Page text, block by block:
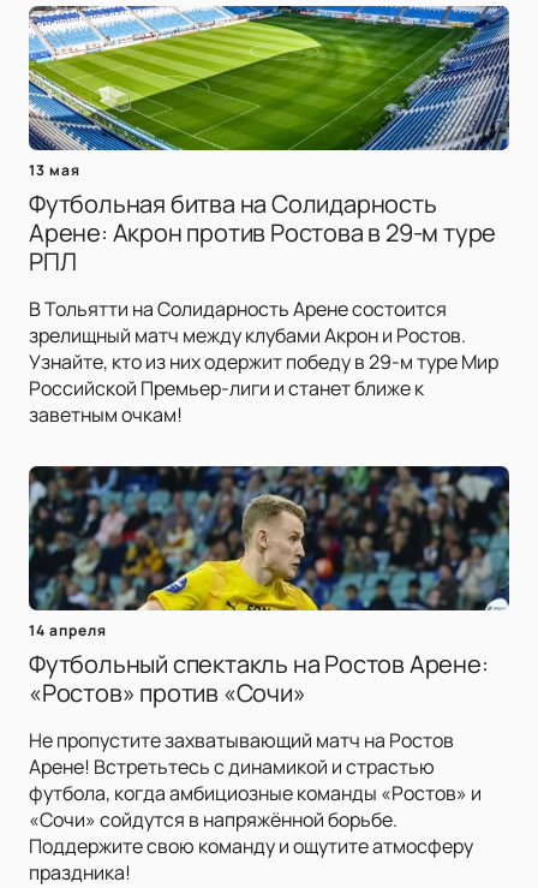
13 мая
Футбольная битва на Солидарность
Арене: Акрон против Ростова в 29-м туре
РПЛ
В Тольятти на Солидарность Арене состоится
зрелищный матч между клубами Акрон и Ростов.
Узнайте, кто из них одержит победу в 29-м туре Мир
Российской Премьер-лиги и станет ближе к
заветным очкам!
14 апреля
Футбольный спектакль на Ростов Арене:
«Ростов» против «Сочи»
Не пропустите захватывающий матч на Ростов
Арене! Встретьтесь с динамикой и страстью
футбола, когда амбициозные команды «Ростов» и
«Сочи» сойдутся в напряжённой борьбе.
Поддержите свою команду и ощутите атмосферу
праздника!